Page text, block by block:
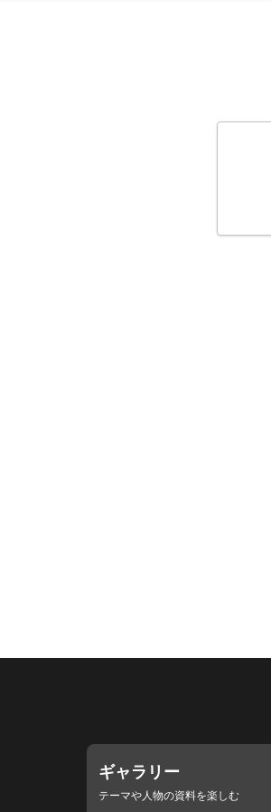
ギャラリー
テーマや人物の資料を楽しむ